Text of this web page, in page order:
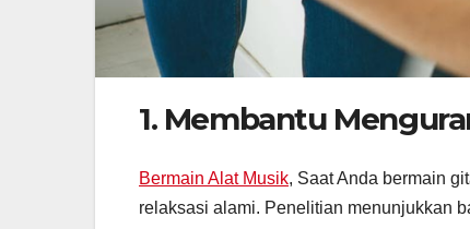
1. Membantu
Bermain Alat Musik, Saat Anda bermain
relaksasi alami. Penelitian menunjukkan